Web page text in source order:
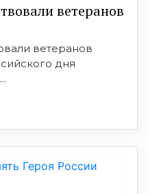
ветеранов
ветеранов
дня